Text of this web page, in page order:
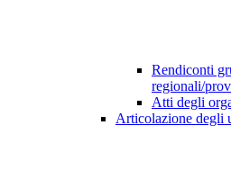
Rendiconti
regionali/
Atti degli
Articolazione degli